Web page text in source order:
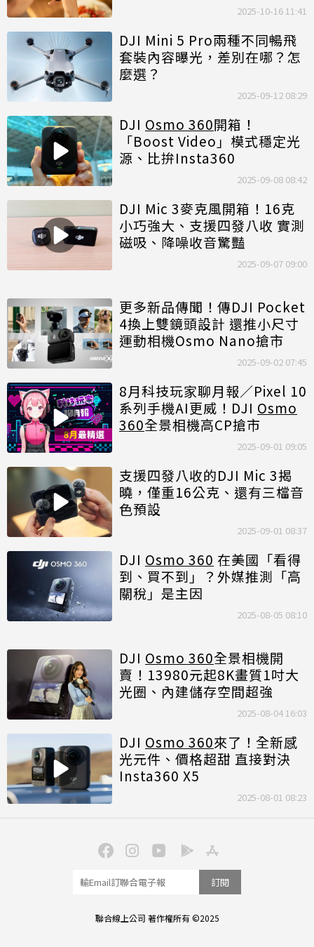
2025-10-16 11:41
DJI Mini 5 Pro兩種不同暢飛
套裝內容曝光，差別在哪？怎
麼選？
2025-09-12 08:29
DJI Osmo 360開箱！
「Boost Video」模式穩定光
源、比拚Insta360
2025-09-08 08:42
DJI Mic 3麥克風開箱！16克
小巧強大、支援四發八收 實測
磁吸、降噪收音驚豔
2025-09-07 09:00
更多新品傳聞！傳DJI Pocket
4換上雙鏡頭設計 還推小尺寸
運動相機Osmo Nano搶市
2025-09-02 07:45
8月科技玩家聊月報／Pixel 10
系列手機AI更威！DJI Osmo
360全景相機高CP搶市
2025-09-01 09:05
支援四發八收的DJI Mic 3揭
曉，僅重16公克、還有三檔音
色預設
2025-09-01 08:37
DJI Osmo 360 在美國「看得
到、買不到」？外媒推測「高
關稅」是主因
2025-08-05 08:10
DJI Osmo 360全景相機開
賣！13980元起8K畫質1吋大
光圈、內建儲存空間超強
2025-08-04 16:03
DJI Osmo 360來了！全新感
光元件、價格超甜 直接對決
Insta360 X5
2025-08-01 08:23
訂閱
聯合線上公司 著作權所有 ©2025